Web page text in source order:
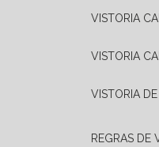
VISTORIA
VISTORIA
VISTORIA
REGRAS DE